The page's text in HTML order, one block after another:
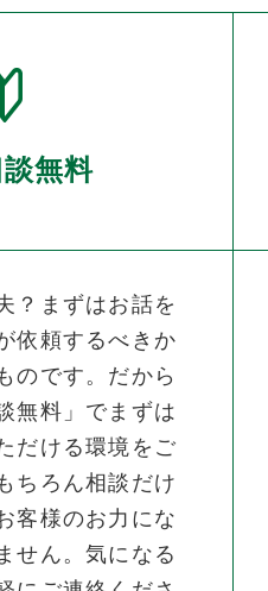
無料
？まずはお話を
依頼するべきか
のです。だから
無料」でまずは
だける環境をご
ちろん相談だけ
客様のお力にな
せん。気になる